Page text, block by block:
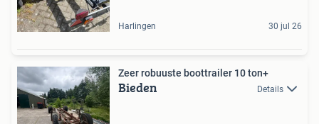
Harlingen 30 jul 26
Zeer robuuste boottrailer 10 ton+
Bieden Details